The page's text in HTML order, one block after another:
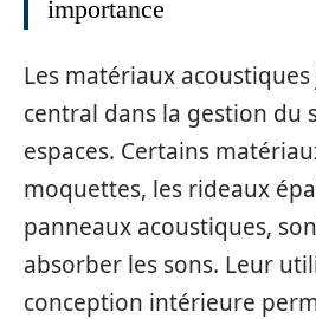
importance
Les matériaux
central dans la gestion du
espaces. Certains
moquettes, les rideaux
panneaux acoustiques,
absorber les sons. Leur
conception intérieure